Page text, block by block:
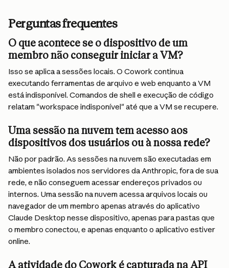
Perguntas frequentes
O que acontece se o dispositivo de um
membro não conseguir iniciar a VM?
Isso se aplica a sessões locais. O Cowork continua
executando ferramentas de arquivo e web enquanto a VM
está indisponível. Comandos de shell e execução de código
relatam "workspace indisponível" até que a VM se recupere.
Uma sessão na nuvem tem acesso aos
dispositivos dos usuários ou à nossa rede?
Não por padrão. As sessões na nuvem são executadas em
ambientes isolados nos servidores da Anthropic, fora de sua
rede, e não conseguem acessar endereços privados ou
internos. Uma sessão na nuvem acessa arquivos locais ou
navegador de um membro apenas através do aplicativo
Claude Desktop nesse dispositivo, apenas para pastas que
o membro conectou, e apenas enquanto o aplicativo estiver
online.
A atividade do Cowork é capturada na API